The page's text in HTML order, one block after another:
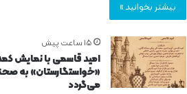
بیشتر بخوانید »
15 ساعت پیش
امید قاسمی با نمایش
«خواستگارستان» به
می‌گردد